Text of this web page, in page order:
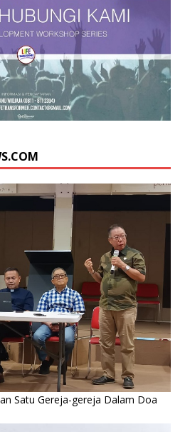
Satu Gereja-gereja Dalam Doa